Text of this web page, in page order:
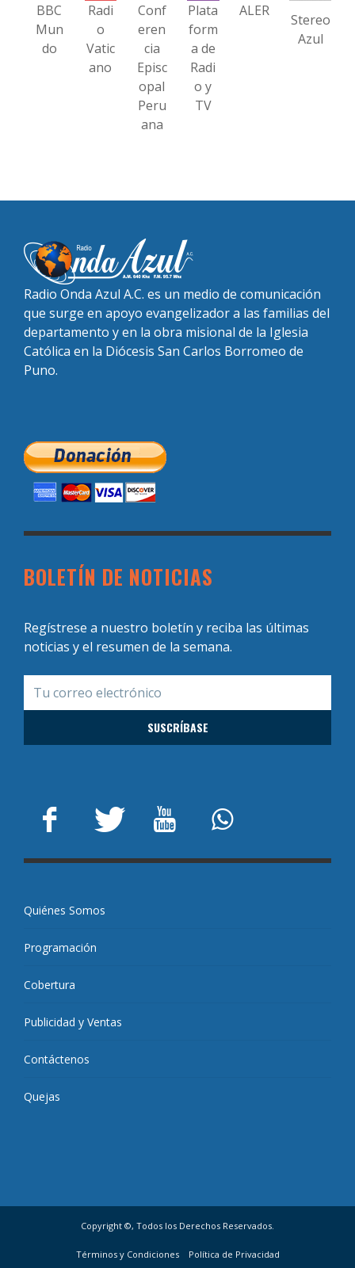
BBC
Mun
do
Radi
o
Vatic
ano
Conf
eren
cia
Episc
opal
Peru
ana
Plata
form
a de
Radi
o y
TV
ALER
Stereo
Azul
Radio Onda Azul A.C. es un medio de comunicación
que surge en apoyo evangelizador a las familias del
departamento y en la obra misional de la Iglesia
Católica en la Diócesis San Carlos Borromeo de
Puno.
BOLETÍN DE NOTICIAS
Regístrese a nuestro boletín y reciba las últimas
noticias y el resumen de la semana.
Quiénes Somos
Programación
Cobertura
Publicidad y Ventas
Contáctenos
Quejas
Copyright ©, Todos los Derechos Reservados.
Términos y Condiciones Política de Privacidad